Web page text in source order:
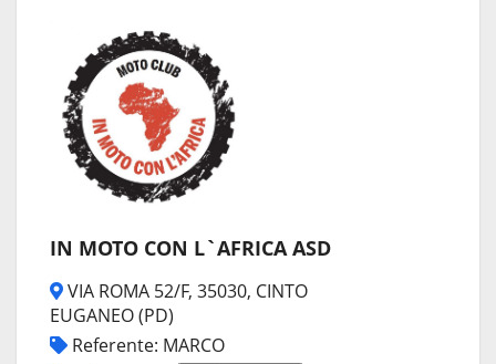
IN MOTO CON L`AFRICA ASD
VIA ROMA 52/F, 35030, CINTO
EUGANEO (PD)
Referente: MARCO